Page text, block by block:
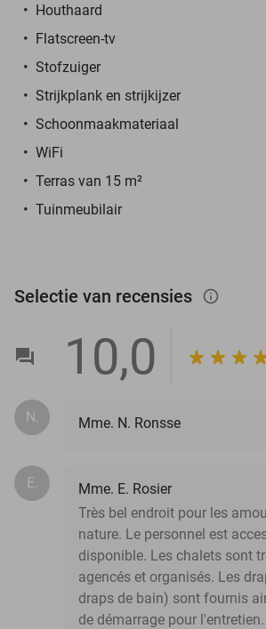
Houthaard
Flatscreen-tv
Stofzuiger
Strijkplank en strijkijzer
Schoonmaakmateriaal
WiFi
Terras van 15 m²
Tuinmeubilair
Selectie van recensies info_outlined
10,0
N. Mme. N. Ronsse
E.
Mme. E. Rosier
Très bel endroit pour les
nature. Le personnel est
disponible. Les chalets sont
agencés et organisés. Les
draps de bain) sont fournis
de démarrage pour